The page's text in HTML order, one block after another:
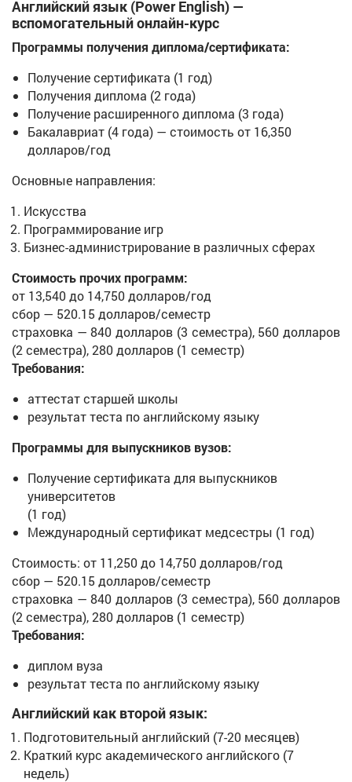
Английский язык (Power English) —
вспомогательный онлайн-курс
Программы получения диплома/сертификата:
Получение сертификата (1 год)
Получения диплома (2 года)
Получение расширенного диплома (3 года)
Бакалавриат (4 года) — стоимость от 16,350
долларов/год
Основные направления:
Искусства
Программирование игр
Бизнес-администрирование в различных сферах
Стоимость прочих программ:
от 13,540 до 14,750 долларов/год
сбор — 520.15 долларов/семестр
страховка — 840 долларов (3 семестра), 560 долларов
(2 семестра), 280 долларов (1 семестр)
Требования:
аттестат старшей школы
результат теста по английскому языку
Программы для выпускников вузов:
Получение сертификата для выпускников
университетов
(1 год)
Международный сертификат медсестры (1 год)
Стоимость: от 11,250 до 14,750 долларов/год
сбор — 520.15 долларов/семестр
страховка — 840 долларов (3 семестра), 560 долларов
(2 семестра), 280 долларов (1 семестр)
Требования:
диплом вуза
результат теста по английскому языку
Английский как второй язык:
Подготовительный английский (7-20 месяцев)
Краткий курс академического английского (7
недель)